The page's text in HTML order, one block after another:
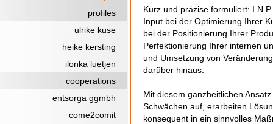
profiles
ulrike kuse
heike kersting
ilonka luetjen
cooperations
entsorga ggmbh
come2comit
Kurz und präzise formuliert: I N
Input bei der Optimierung Ihrer
bei der Positionierung Ihrer
Perfektionierung Ihrer internen
und Umsetzung von
darüber hinaus.
Mit diesem ganzheitlichen
Schwächen auf, erarbeiten
konsequent in ein sinnvolles